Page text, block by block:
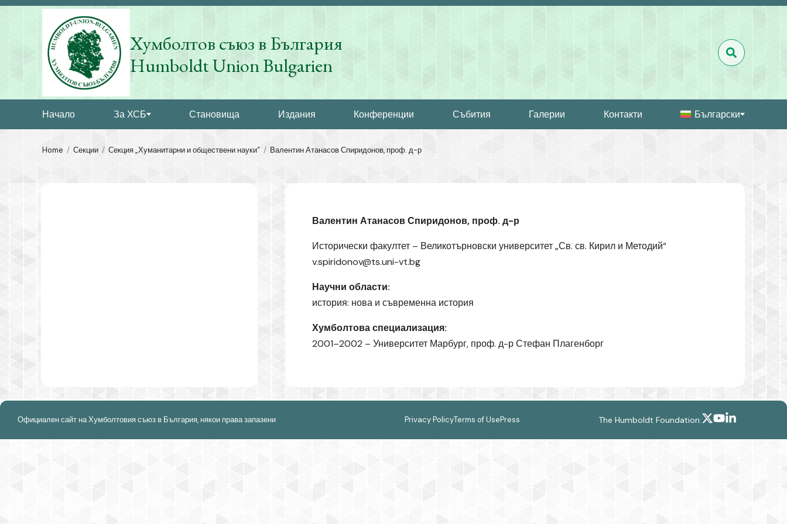
Хумболтов съюз в България
Humboldt Union Bulgarien
Начало За ХСБ Становища Издания Конференции Събития Галерии Контакти Български
Home Секции Секция „Хуманитарни и обществени науки“ Валентин Атанасов Спиридонов, проф. д-р
Валентин Атанасов Спиридонов, проф. д-р
Исторически факултет – Великотърновски университет „Св. св. Кирил и Методий“
v.spiridonov@ts.uni-vt.bg
Научни области:
история: нова и съвременна история
Хумболтова специализация:
2001–2002 – Университет Марбург, проф. д-р Стефан Плагенборг
Официален сайт на Хумболтовия съюз в България, някои права запазени Privacy PolicyTerms of UsePress The Humboldt Foundation: